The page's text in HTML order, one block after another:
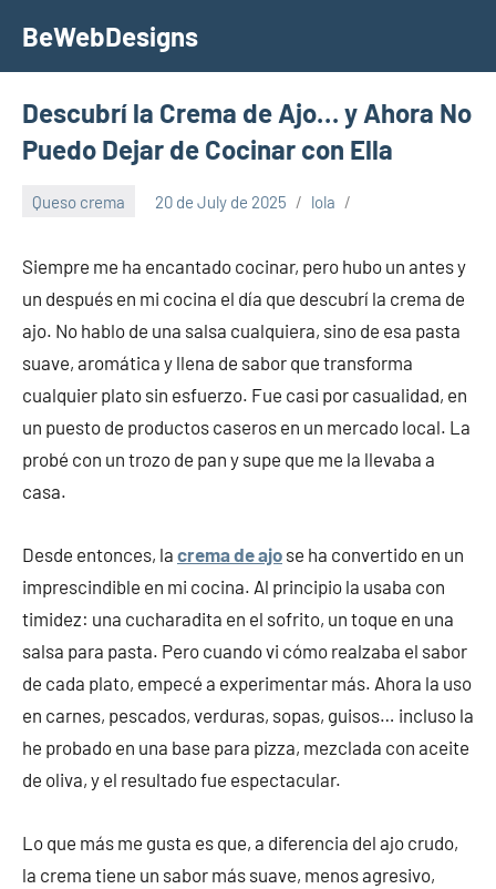
content
BeWebDesigns
Descubrí la Crema de Ajo… y Ahora No
Puedo Dejar de Cocinar con Ella
Queso crema 20 de July de 2025 lola
Siempre me ha encantado cocinar, pero hubo un antes y
un después en mi cocina el día que descubrí la crema de
ajo. No hablo de una salsa cualquiera, sino de esa pasta
suave, aromática y llena de sabor que transforma
cualquier plato sin esfuerzo. Fue casi por casualidad, en
un puesto de productos caseros en un mercado local. La
probé con un trozo de pan y supe que me la llevaba a
casa.
Desde entonces, la crema de ajo se ha convertido en un
imprescindible en mi cocina. Al principio la usaba con
timidez: una cucharadita en el sofrito, un toque en una
salsa para pasta. Pero cuando vi cómo realzaba el sabor
de cada plato, empecé a experimentar más. Ahora la uso
en carnes, pescados, verduras, sopas, guisos… incluso la
he probado en una base para pizza, mezclada con aceite
de oliva, y el resultado fue espectacular.
Lo que más me gusta es que, a diferencia del ajo crudo,
la crema tiene un sabor más suave, menos agresivo,